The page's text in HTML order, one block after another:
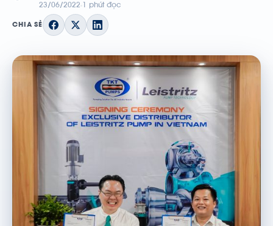
23/06/2022 1 phút đọc
CHIA SẺ